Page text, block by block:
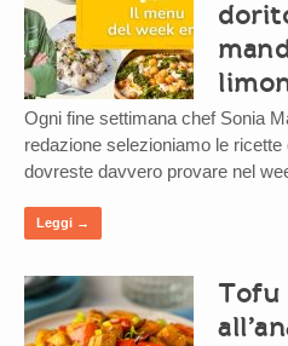
Ogni fine settimana chef Sonia
redazione selezioniamo le
dovreste davvero provare nel
Leggi →
Tofu